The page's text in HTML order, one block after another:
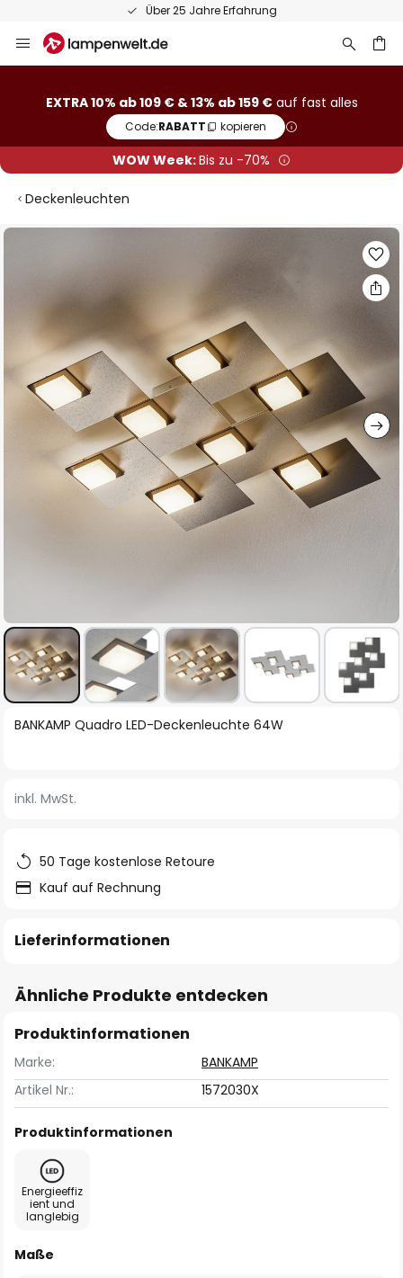
Über 25 Jahre Erfahrung
Inhalt
EXTRA 10% ab 109 € & 13% ab 159 €auf fast alles
Code:RABATT kopieren
WOW Week:Bis zu -70%
Deckenleuchten
Zum
Bildgalerie
springen
Zum
springen
BANKAMP Quadro LED-Deckenleuchte 64W
inkl. MwSt.
50 Tage kostenlose Retoure
Kauf auf Rechnung
Lieferinformationen
Ähnliche Produkte entdecken
Produktinformationen
Marke:
BANKAMP
Artikel Nr.:
1572030X
Produktinformationen
Energieeffiz
ient und
langlebig
Maße